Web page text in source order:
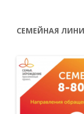
СЕМЕЙНАЯ